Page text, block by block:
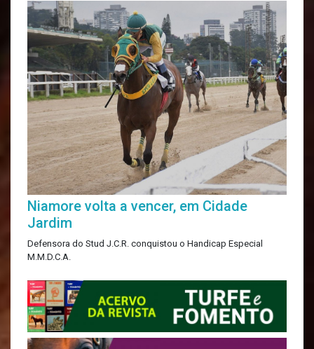
Niamore volta a vencer, em Cidade
Jardim
Defensora do Stud J.C.R. conquistou o Handicap Especial
M.M.D.C.A.